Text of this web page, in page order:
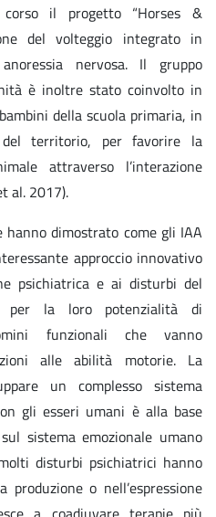
il progetto “Horses &
del volteggio integrato in
nervosa. Il gruppo
è inoltre stato coinvolto in
della scuola primaria, in
del territorio, per favorire la
attraverso l’interazione
al. 2017).
hanno dimostrato come gli IAA
approccio innovativo
psichiatrica e ai disturbi del
per la loro potenzialità di
funzionali che vanno
alle abilità motorie. La
un complesso sistema
gli esseri umani è alla base
sistema emozionale umano
disturbi psichiatrici hanno
o nell’espressione